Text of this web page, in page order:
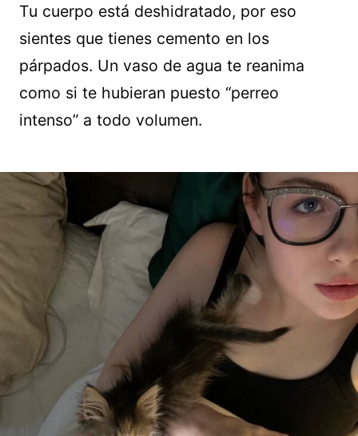
Tu cuerpo está deshidratado, por eso
sientes que tienes cemento en los
párpados. Un vaso de agua te reanima
como si te hubieran puesto “perreo
intenso” a todo volumen.